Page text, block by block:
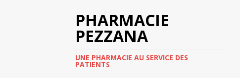
PHARMACIE
PEZZANA
UNE PHARMACIE AU SERVICE DES
PATIENTS